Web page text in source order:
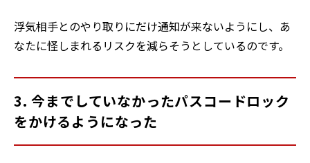
浮気相手とのやり取りにだけ通知が来ないようにし、あ
なたに怪しまれるリスクを減らそうとしているのです。
3. 今までしていなかったパスコードロック
をかけるようになった